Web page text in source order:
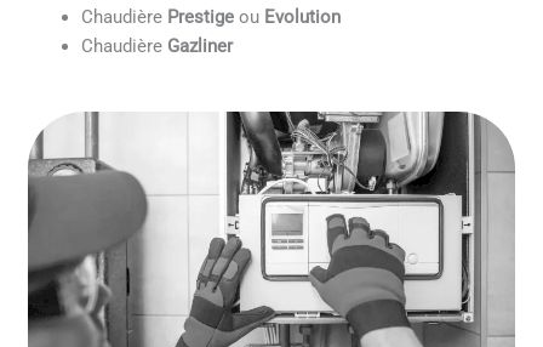
Chaudière Prestige ou Evolution
Chaudière Gazliner